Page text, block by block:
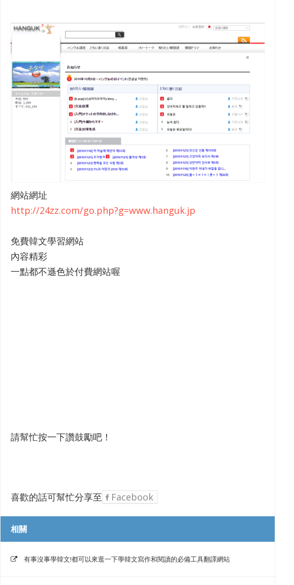
網站網址
http://24zz.com/go.php?g=www.hanguk.jp
免費韓文學習網站
內容精彩
一點都不遜色於付費網站喔
請幫忙按一下讚鼓勵吧！
喜歡的話可幫忙分享至 Facebook
相關
有事沒事學韓文!都可以來逛一下學韓文寫作和閱讀的必備工具翻譯網站